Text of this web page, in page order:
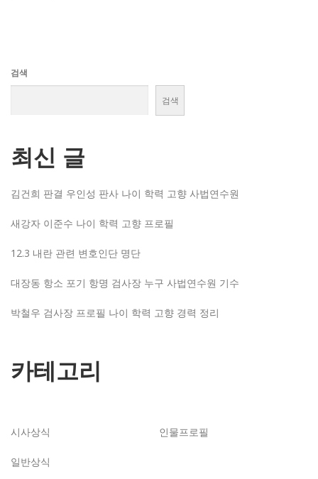
검색
검색
최신 글
김건희 판결 우인성 판사 나이 학력 고향 사법연수원
새강자 이준수 나이 학력 고향 프로필
12.3 내란 관련 변호인단 명단
대장동 항소 포기 항명 검사장 누구 사법연수원 기수
박철우 검사장 프로필 나이 학력 고향 경력 정리
카테고리
시사상식 인물프로필
일반상식